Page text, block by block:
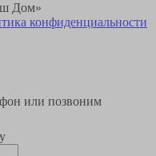
Дом»
конфиденциальности
или позвоним